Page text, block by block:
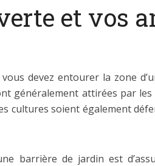
et vos
devez entourer la zone
généralement attirées par
cultures soient également
barrière de jardin est